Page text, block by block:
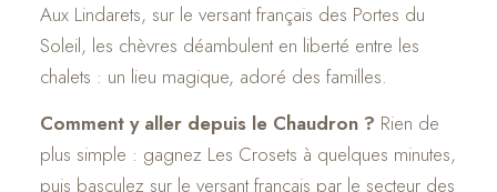
Aux Lindarets, sur le versant français des Portes du
Soleil, les chèvres déambulent en liberté entre les
chalets : un lieu magique, adoré des familles.
Comment y aller depuis le Chaudron ? Rien de
plus simple : gagnez Les Crosets à quelques minutes,
puis basculez sur le versant français par le secteur des